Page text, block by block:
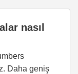
nasıl
Daha geniş